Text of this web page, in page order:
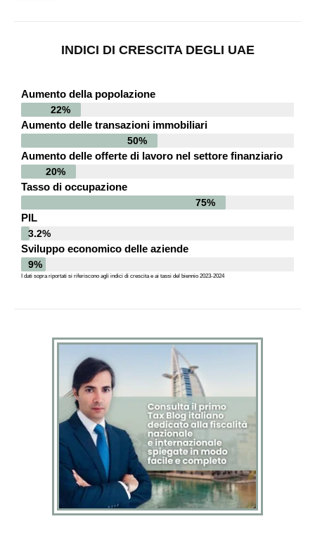
INDICI DI CRESCITA DEGLI UAE
Aumento della popolazione
22%
Aumento delle transazioni immobiliari
50%
Aumento delle offerte di lavoro nel settore finanziario
20%
Tasso di occupazione
75%
PIL
3.2%
Sviluppo economico delle aziende
9%
I dati sopra riportati si riferiscono agli indici di crescita e ai tassi del biennio 2023-2024